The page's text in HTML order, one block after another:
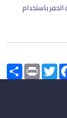
باستخدام
Share PrintTwitter